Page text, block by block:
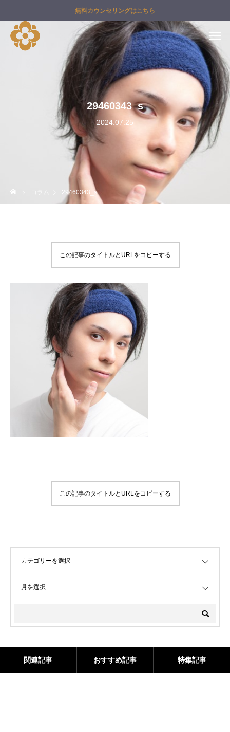
無料カウンセリングはこちら
29460343_s
2024.07.25
コラム 29460343_s
この記事のタイトルとURLをコピーする
この記事のタイトルとURLをコピーする
関連記事 おすすめ記事 特集記事